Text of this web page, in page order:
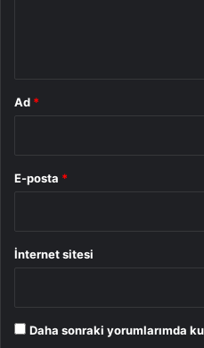
Ad *
E-posta *
İnternet sitesi
Daha sonraki yorumlarımda